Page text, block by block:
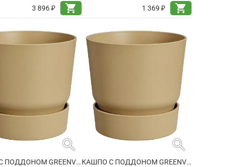
3 896 ₽
shopping_cart
1 369 ₽
shopping_cart
search
КАШПО С ПОДДОНОМ GREENVILLE ROUND GOLDEN SAND
search
КАШПО С ПОДДОНОМ GREENVILLE ROUND GOLDEN SAND